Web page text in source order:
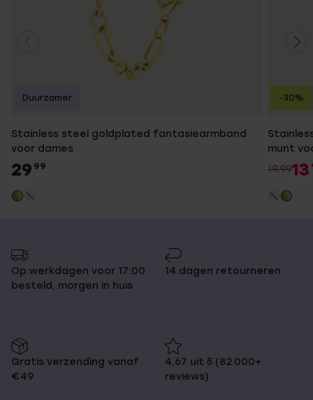
Stainless steel goldplated fantasiearmband
voor dames
29 99
Duurzamer
munt
19.9913
-30%
Op werkdagen voor 17:00
besteld, morgen in huis
14 dagen retourneren
Gratis verzending vanaf
€49
4,67 uit 5 (82.000+
reviews)